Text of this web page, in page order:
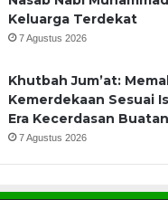
Keluarga Terdekat
7 Agustus 2026
Khutbah Jum’at:
Kemerdekaan Sesuai
Era Kecerdasan Buatan
7 Agustus 2026